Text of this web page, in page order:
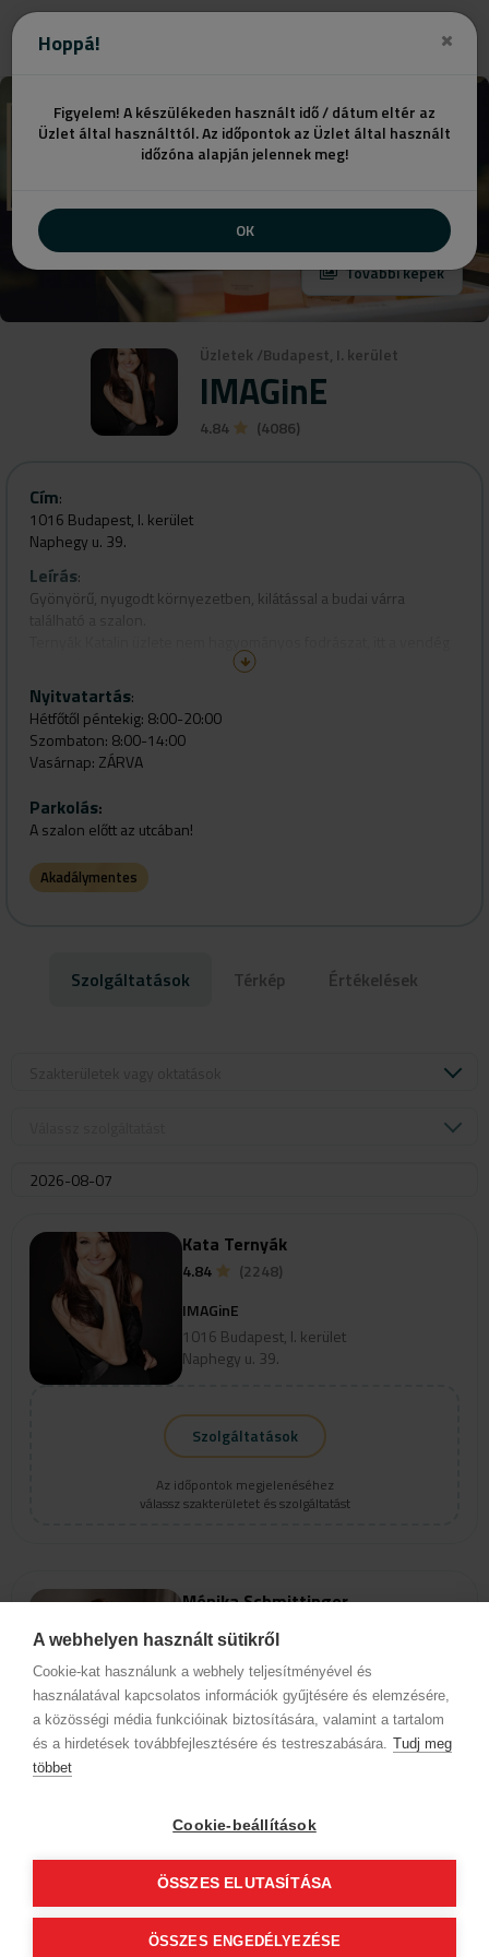
Hoppá!
Figyelem! A készülékeden használt idő / dátum eltér az
Üzlet által használttól. Az időpontok az Üzlet által használt
időzóna alapján jelennek meg!
OK
A webhelyen használt sütikről
Cookie-kat használunk a webhely teljesítményével és
használatával kapcsolatos információk gyűjtésére és elemzésére,
a közösségi média funkcióinak biztosítására, valamint a tartalom
és a hirdetések továbbfejlesztésére és testreszabására. Tudj meg
többet
Cookie-beállítások
ÖSSZES ELUTASÍTÁSA
ÖSSZES ENGEDÉLYEZÉSE
Üzletek /Budapest, I. kerület
IMAGinE
4.84 (4086)
További képek
Cím:
1016 Budapest, I. kerület
Naphegy u. 39.
Leírás:
Gyönyörű, nyugodt környezetben, kilátással a budai várra
többet kap a tökéletes frizuránál: Haj-smink- és stílustanácsadást
is, mindezt teljesen személyreszabott szolgáltatás keretében.
Több mint fodrászat.
Nyitvatartás:
Hétfőtől péntekig: 8:00-20:00
Szombaton: 8:00-14:00
Vasárnap: ZÁRVA
Parkolás:
A szalon előtt az utcában!
Akadálymentes
Szolgáltatások Térkép Értékelések
Szolgáltatások
Az időpontok megjelenéséhez
válassz szakterületet és szolgáltatást
Kata Ternyák
4.84
(2248)
IMAGinE
1016 Budapest, I. kerület
Naphegy u. 39.
válassz szakterületet és szolgáltatást
Mónika Schmittinger
4.8
(807)
IMAGinE
1016 Budapest, I. kerület
Naphegy u. 39.
Cégadatok BWNET adatkezelési tájékoztató